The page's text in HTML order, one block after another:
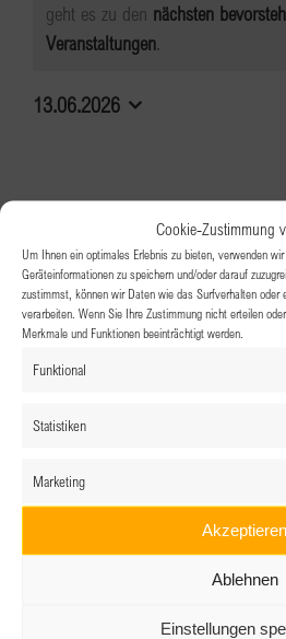
Cookie-Zustimmung
Um Ihnen ein optimales Erlebnis zu bieten, verwenden
Geräteinformationen zu speichern und/oder darauf
zustimmst, können wir Daten wie das Surfverhalten oder
verarbeiten. Wenn Sie Ihre Zustimmung nicht erteilen
Merkmale und Funktionen beeinträchtigt werden.
Funktional
Statistiken
Marketing
Akzeptieren
Ablehnen
Einstellungen
für
Hinweis
geht es zu den nächsten
Veranstaltungen.
13.06.2026